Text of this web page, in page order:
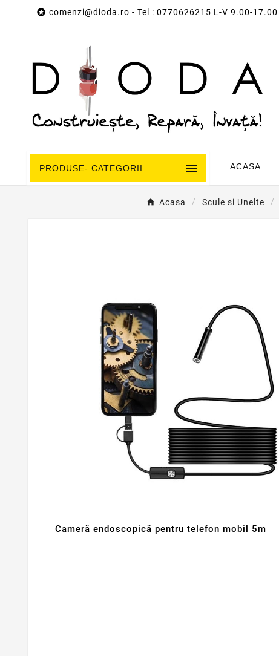
 comenzi@dioda.ro - Tel : 0770626215 L-V 9.00-17.00
PRODUSE- CATEGORII  ACASA
Acasa Scule si Unelte
Cameră endoscopică pentru telefon mobil 5m